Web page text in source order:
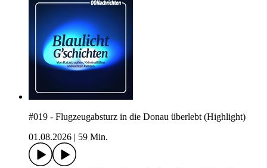
#019 - Flugzeugabsturz in die Donau überlebt (Highlight)
01.08.2026
59 Min.